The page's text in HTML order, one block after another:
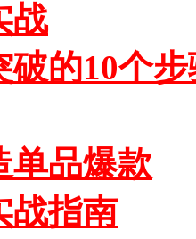
战
破的10个
单品爆款
战指南